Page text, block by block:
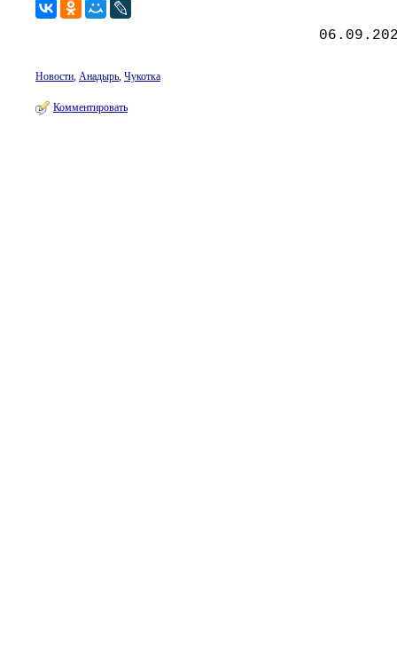
Новости, Анадырь, Чукотка
Комментировать